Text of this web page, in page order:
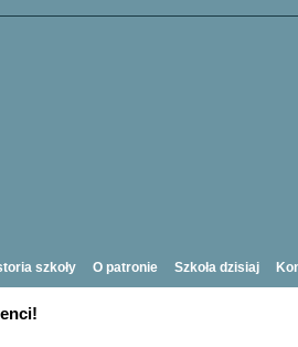
szkoły O patronie Szkoła dzisiaj